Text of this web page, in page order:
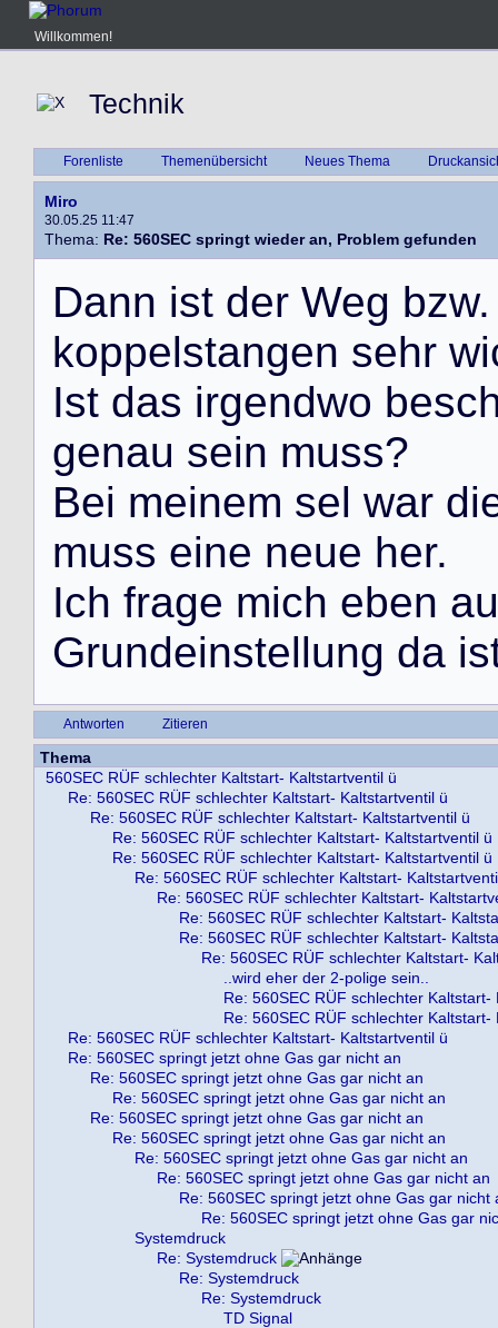
Willkommen!
Technik
Forenliste Themenübersicht Neues Thema
Miro
30.05.25 11:47
Thema: Re: 560SEC springt wieder an, Problem gefunden
Dann ist der Weg bzw.
koppelstangen sehr wi
Ist das irgendwo besc
genau sein muss?
Bei meinem sel war di
muss eine neue her.
Ich frage mich eben au
Grundeinstellung da is
Antworten Zitieren
Thema
560SEC RÜF schlechter Kaltstart- Kaltstartventil ü
Re: 560SEC RÜF schlechter Kaltstart- Kaltstartventil ü
Re: 560SEC RÜF schlechter Kaltstart- Kaltstartventil ü
Re: 560SEC RÜF schlechter Kaltstart- Kaltstartventil ü
Re: 560SEC RÜF schlechter Kaltstart- Kaltstartventil ü
Re: 560SEC RÜF schlechter Kaltstart-
Re: 560SEC RÜF schlechter Kaltstart-
Re: 560SEC RÜF schlechter Kaltstart-
Re: 560SEC RÜF schlechter Kaltstart-
Re: 560SEC RÜF schlechter Kaltstart-
..wird eher der 2-polige sein..
Re: 560SEC RÜF schlechter Kaltstart-
Re: 560SEC RÜF schlechter Kaltstart-
Re: 560SEC RÜF schlechter Kaltstart- Kaltstartventil ü
Re: 560SEC springt jetzt ohne Gas gar nicht an
Re: 560SEC springt jetzt ohne Gas gar nicht an
Re: 560SEC springt jetzt ohne Gas gar nicht an
Re: 560SEC springt jetzt ohne Gas gar nicht an
Re: 560SEC springt jetzt ohne Gas gar nicht an
Re: 560SEC springt jetzt ohne Gas gar nicht an
Re: 560SEC springt jetzt ohne Gas gar nicht an
Re: 560SEC springt jetzt ohne Gas gar nicht
Re: 560SEC springt jetzt ohne Gas gar
Systemdruck
Re: Systemdruck
Re: Systemdruck
Re: Systemdruck
TD Signal